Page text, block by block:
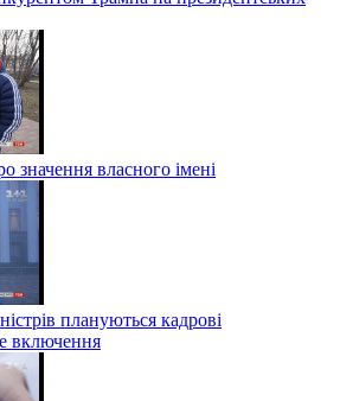
значення власного імені
плануються кадрові
включення